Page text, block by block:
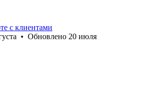
с клиентами
• Обновлено 20 июля